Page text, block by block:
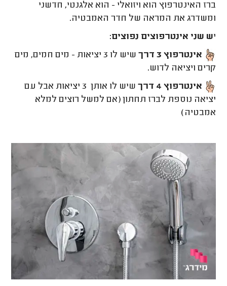
ברז האינטרפוץ הוא ויזואלי - הוא אלגנטי, חדשני
ומשדרג את המראה של חדר האמבטיה.
יש שני אינטרפוצים נפוצים:
אינטרפוץ 3 דרך
שיש לו 3 יציאות - מים חמים, מים
קרים ויציאה לדוש.
אינטרפוץ 4 דרך
שיש לו אותן 3 יציאות אבל עם
יציאה נוספת לברז תחתון (אם למשל רוצים למלא
אמבטיה)